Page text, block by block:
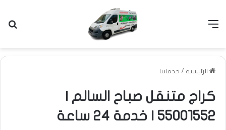
القائمة
الرئيسية / خدماتنا
كراج متنقل صباح السالم |
55001552 | خدمة 24 ساعة